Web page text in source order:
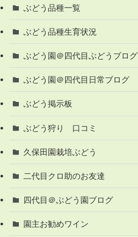
ぶどう品種一覧
ぶどう品種生育状況
ぶどう園＠四代目ぶどうブログ
ぶどう園＠四代目日常ブログ
ぶどう掲示板
ぶどう狩り 口コミ
久保田園栽培ぶどう
二代目クロ助のお友達
四代目＠ぶどう園ブログ
園主お勧めワイン